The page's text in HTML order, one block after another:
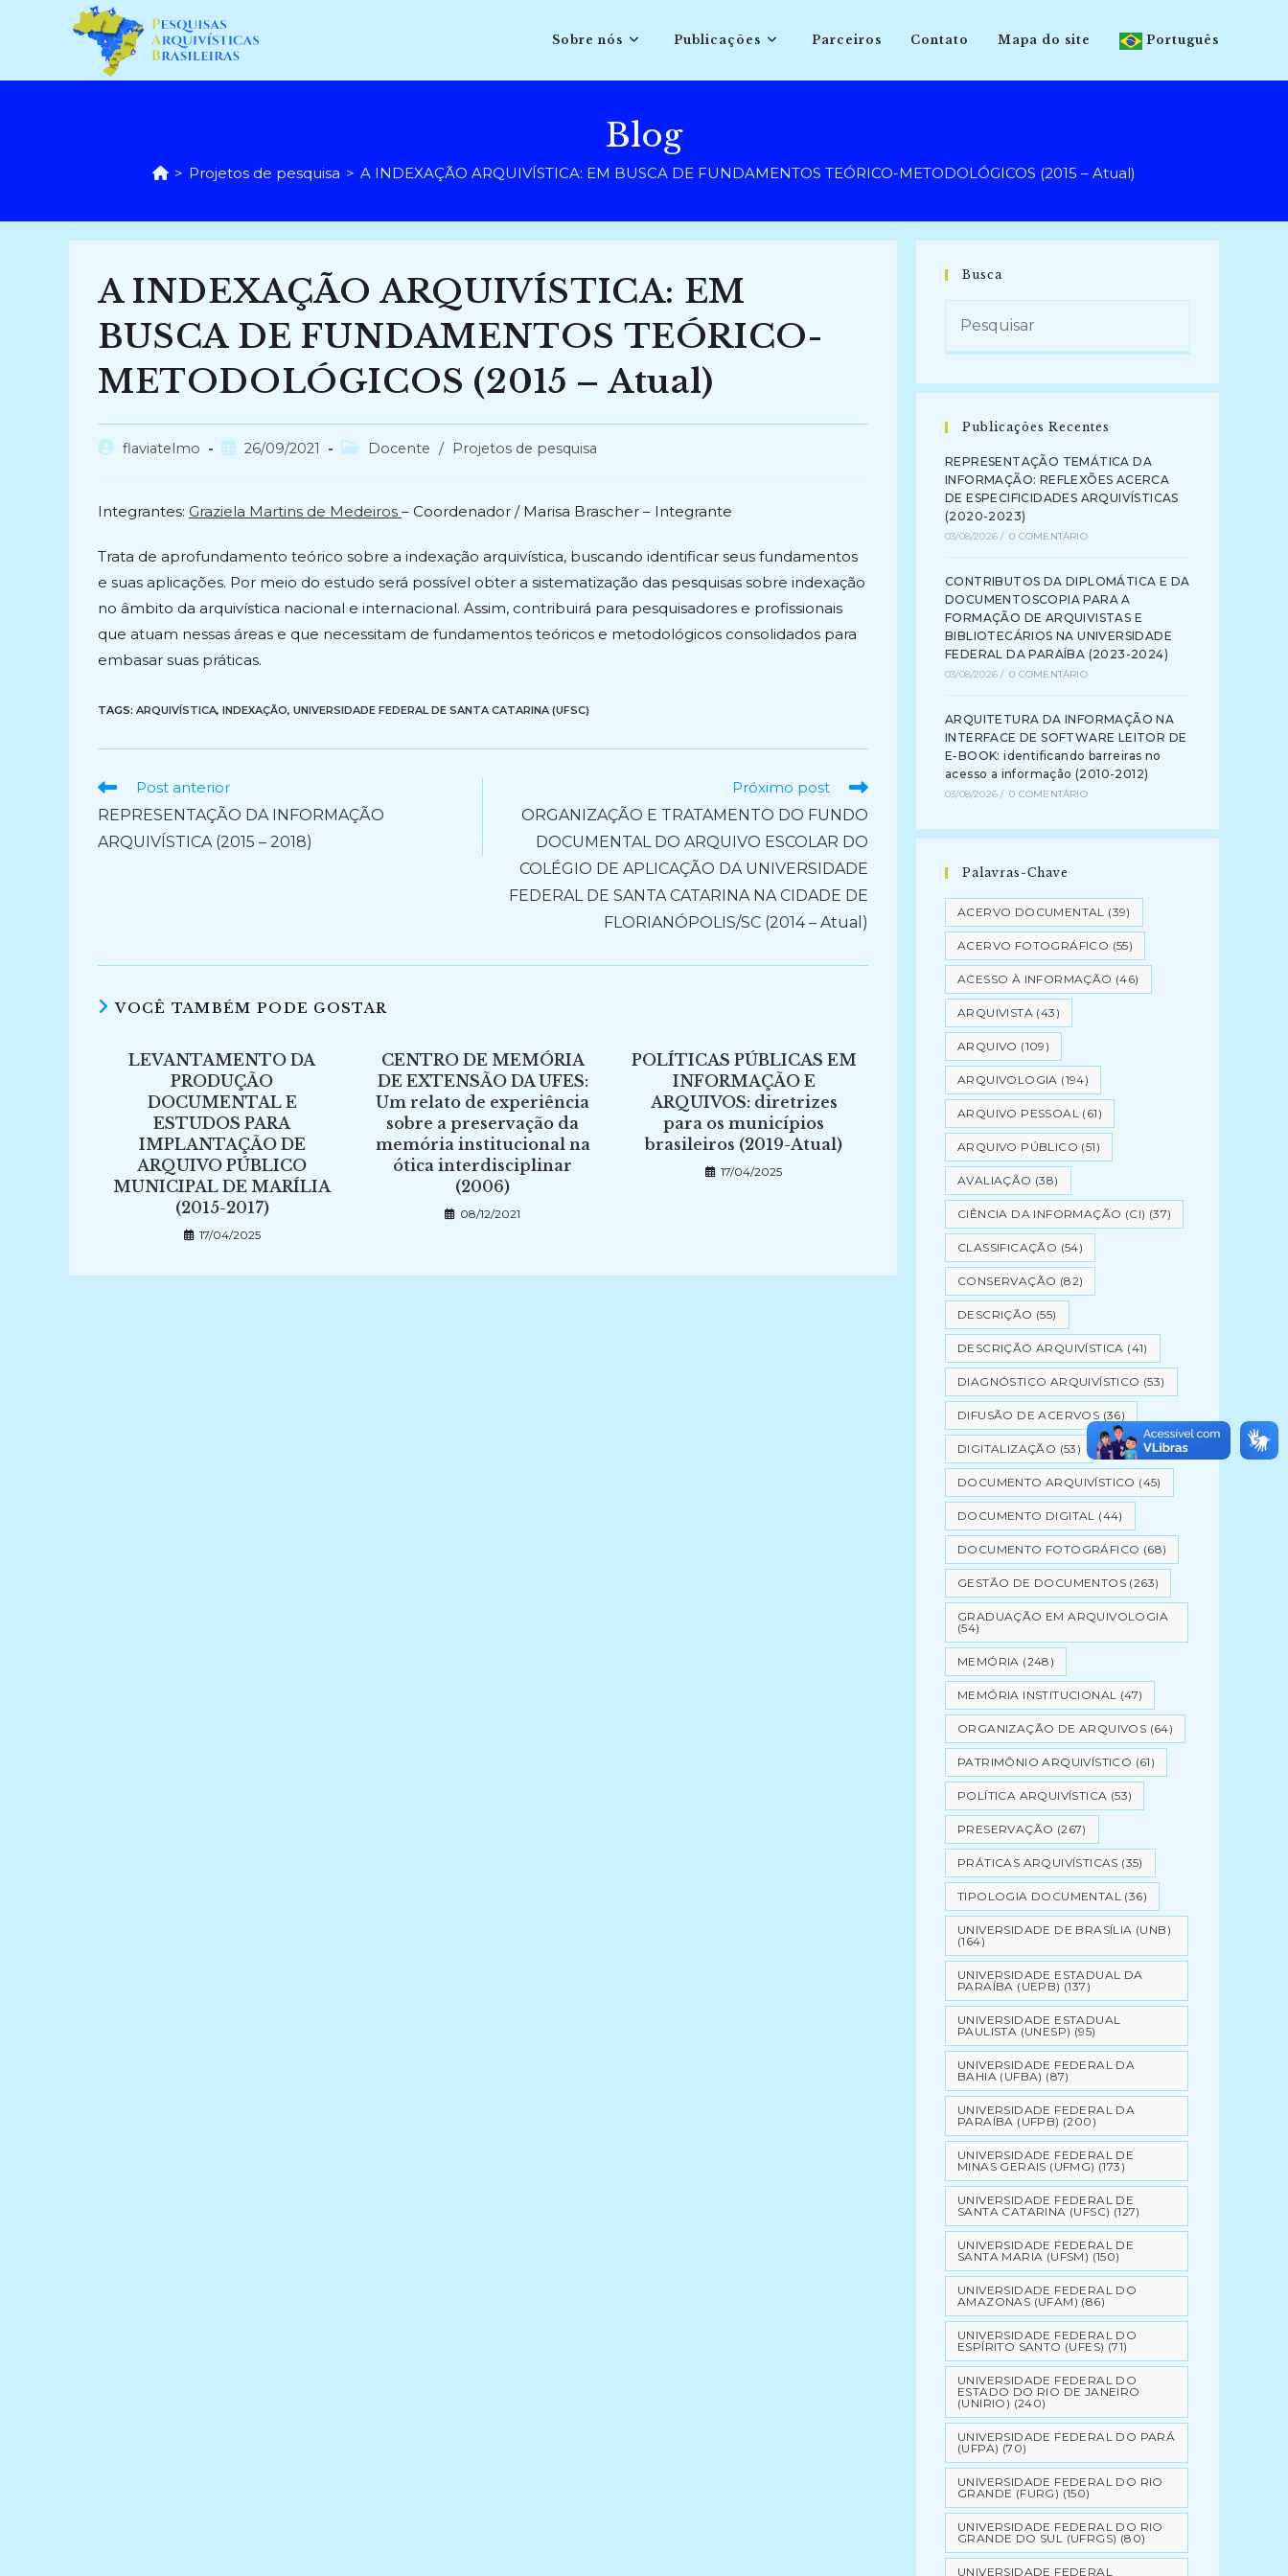
conteúdo
Sobre nós Publicações Parceiros Contato Mapa do site Português
Blog
> Projetos de pesquisa > A INDEXAÇÃO ARQUIVÍSTICA: EM BUSCA DE FUNDAMENTOS TEÓRICO-METODOLÓGICOS (2015 – Atual)
A INDEXAÇÃO ARQUIVÍSTICA: EM
BUSCA DE FUNDAMENTOS TEÓRICO-
METODOLÓGICOS (2015 – Atual)
Autorflaviatelmo
Post26/09/2021
Categoria
Docente / Projetos de pesquisa
Integrantes: Graziela Martins de Medeiros – Coordenador / Marisa Brascher – Integrante
Trata de aprofundamento teórico sobre a indexação arquivística, buscando identificar seus fundamentos
e suas aplicações. Por meio do estudo será possível obter a sistematização das pesquisas sobre indexação
no âmbito da arquivística nacional e internacional. Assim, contribuirá para pesquisadores e profissionais
que atuam nessas áreas e que necessitam de fundamentos teóricos e metodológicos consolidados para
embasar suas práticas.
TAGS: ARQUIVÍSTICA, INDEXAÇÃO, UNIVERSIDADE FEDERAL DE SANTA CATARINA (UFSC)
Ler
artigos
Post anterior
REPRESENTAÇÃO DA INFORMAÇÃO
ARQUIVÍSTICA (2015 – 2018)
Próximo post
ORGANIZAÇÃO E TRATAMENTO DO FUNDO
DOCUMENTAL DO ARQUIVO ESCOLAR DO
COLÉGIO DE APLICAÇÃO DA UNIVERSIDADE
FEDERAL DE SANTA CATARINA NA CIDADE DE
FLORIANÓPOLIS/SC (2014 – Atual)
VOCÊ TAMBÉM PODE GOSTAR
LEVANTAMENTO DA
PRODUÇÃO
DOCUMENTAL E
ESTUDOS PARA
IMPLANTAÇÃO DE
ARQUIVO PÚBLICO
MUNICIPAL DE MARÍLIA
(2015-2017)
17/04/2025
CENTRO DE MEMÓRIA
DE EXTENSÃO DA UFES:
Um relato de experiência
sobre a preservação da
memória institucional na
ótica interdisciplinar
(2006)
08/12/2021
POLÍTICAS PÚBLICAS EM
INFORMAÇÃO E
ARQUIVOS: diretrizes
para os municípios
brasileiros (2019-Atual)
17/04/2025
Busca
Publicações Recentes
REPRESENTAÇÃO TEMÁTICA DA
INFORMAÇÃO: REFLEXÕES ACERCA
DE ESPECIFICIDADES ARQUIVÍSTICAS
(2020-2023)
03/08/2026 / 0 COMENTÁRIO
CONTRIBUTOS DA DIPLOMÁTICA E DA
DOCUMENTOSCOPIA PARA A
FORMAÇÃO DE ARQUIVISTAS E
BIBLIOTECÁRIOS NA UNIVERSIDADE
FEDERAL DA PARAÍBA (2023-2024)
03/08/2026 / 0 COMENTÁRIO
ARQUITETURA DA INFORMAÇÃO NA
INTERFACE DE SOFTWARE LEITOR DE
E-BOOK: identificando barreiras no
acesso a informação (2010-2012)
03/08/2026 / 0 COMENTÁRIO
Palavras-Chave
ACERVO DOCUMENTAL (39)
ACERVO FOTOGRÁFICO (55)
ACESSO À INFORMAÇÃO (46)
ARQUIVISTA (43)
ARQUIVO (109)
ARQUIVOLOGIA (194)
ARQUIVO PESSOAL (61)
ARQUIVO PÚBLICO (51)
AVALIAÇÃO (38)
CIÊNCIA DA INFORMAÇÃO (CI) (37)
CLASSIFICAÇÃO (54)
CONSERVAÇÃO (82)
DESCRIÇÃO (55)
DESCRIÇÃO ARQUIVÍSTICA (41)
DIAGNÓSTICO ARQUIVÍSTICO (53)
DIFUSÃO DE ACERVOS (36)
DIGITALIZAÇÃO (53)
DOCUMENTO ARQUIVÍSTICO (45)
DOCUMENTO DIGITAL (44)
DOCUMENTO FOTOGRÁFICO (68)
GESTÃO DE DOCUMENTOS (263)
GRADUAÇÃO EM ARQUIVOLOGIA
(54)
MEMÓRIA (248)
MEMÓRIA INSTITUCIONAL (47)
ORGANIZAÇÃO DE ARQUIVOS (64)
PATRIMÔNIO ARQUIVÍSTICO (61)
POLÍTICA ARQUIVÍSTICA (53)
PRESERVAÇÃO (267)
PRÁTICAS ARQUIVÍSTICAS (35)
TIPOLOGIA DOCUMENTAL (36)
UNIVERSIDADE DE BRASÍLIA (UNB)
(164)
UNIVERSIDADE ESTADUAL DA
PARAÍBA (UEPB) (137)
UNIVERSIDADE ESTADUAL
PAULISTA (UNESP) (95)
UNIVERSIDADE FEDERAL DA
BAHIA (UFBA) (87)
UNIVERSIDADE FEDERAL DA
PARAÍBA (UFPB) (200)
UNIVERSIDADE FEDERAL DE
MINAS GERAIS (UFMG) (173)
UNIVERSIDADE FEDERAL DE
SANTA CATARINA (UFSC) (127)
UNIVERSIDADE FEDERAL DE
SANTA MARIA (UFSM) (150)
UNIVERSIDADE FEDERAL DO
AMAZONAS (UFAM) (86)
UNIVERSIDADE FEDERAL DO
ESPÍRITO SANTO (UFES) (71)
UNIVERSIDADE FEDERAL DO
ESTADO DO RIO DE JANEIRO
(UNIRIO) (240)
UNIVERSIDADE FEDERAL DO PARÁ
(UFPA) (70)
UNIVERSIDADE FEDERAL DO RIO
GRANDE (FURG) (150)
UNIVERSIDADE FEDERAL DO RIO
GRANDE DO SUL (UFRGS) (80)
UNIVERSIDADE FEDERAL